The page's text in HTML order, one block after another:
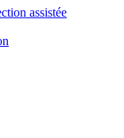
assistée